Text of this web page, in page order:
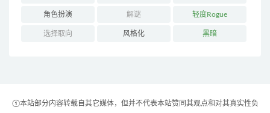
角色扮演 解谜 轻度Rogue
选择取向 风格化 黑暗
①本站部分内容转载自其它媒体，但并不代表本站赞同其观点和对其真实性负